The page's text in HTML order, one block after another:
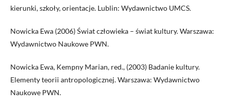
kierunki, szkoły, orientacje. Lublin: Wydawnictwo UMCS.
Nowicka Ewa (2006) Świat człowieka – świat kultury. Warszawa:
Wydawnictwo Naukowe PWN.
Nowicka Ewa, Kempny Marian, red., (2003) Badanie kultury.
Elementy teorii antropologicznej. Warszawa: Wydawnictwo
Naukowe PWN.